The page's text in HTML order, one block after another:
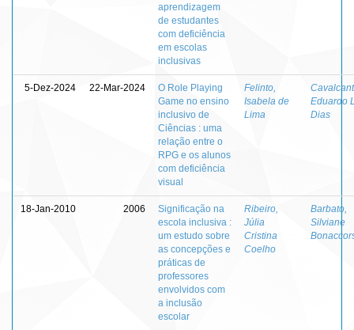
aprendizagem
de estudantes
com deficiência
em escolas
inclusivas
5-Dez-2024 22-Mar-2024
O Role Playing
Game no ensino
inclusivo de
Ciências : uma
relação entre o
RPG e os alunos
com deficiência
visual
Felinto,
Isabela de
Lima
Eduardo
Dias
18-Jan-2010 2006
Significação na
escola inclusiva :
um estudo sobre
as concepções e
práticas de
professores
envolvidos com
a inclusão
escolar
Ribeiro,
Júlia
Cristina
Coelho
Barbato,
Silviane